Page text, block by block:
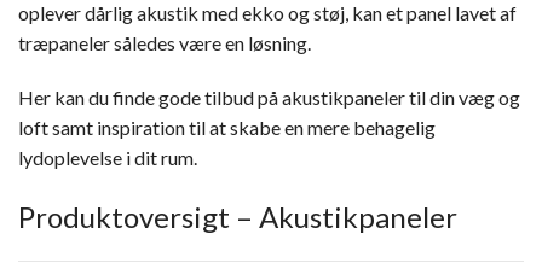
oplever dårlig akustik med ekko og støj, kan et panel lavet af
træpaneler således være en løsning.
Her kan du finde gode tilbud på akustikpaneler til din væg og
loft samt inspiration til at skabe en mere behagelig
lydoplevelse i dit rum.
Produktoversigt – Akustikpaneler